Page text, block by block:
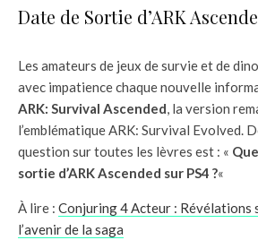
Date de Sortie d’ARK
Les amateurs de jeux de survie et de
avec impatience chaque nouvelle
ARK: Survival Ascended, la version
l’emblématique ARK: Survival Evolved.
question sur toutes les lèvres est : «
sortie d’ARK Ascended sur PS4 ?«
À lire : Conjuring 4 Acteur : Révélations
l’avenir de la saga